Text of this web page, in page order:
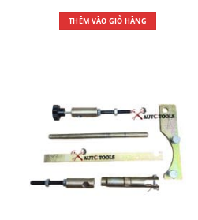
THÊM VÀO GIỎ HÀNG